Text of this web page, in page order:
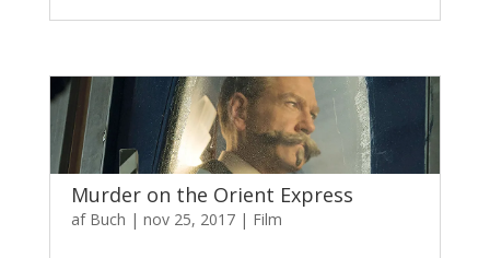
Murder on the Orient Express
af Buch | nov 25, 2017| Film